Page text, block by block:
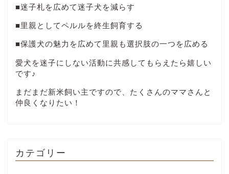
■迷子札を広めて迷子犬を減らす
■里親としてペルルを終生飼育する
■保護犬の魅力を広めて里親も選択肢の一つを広める
愛犬を迷子にしない活動に共感してもらえたら嬉しい
です♪
まだまだ新米飼い主ですので、たくさんのママさんと
仲良くなりたい！
カテゴリー